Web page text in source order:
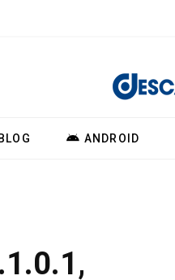
BLOG ANDROID